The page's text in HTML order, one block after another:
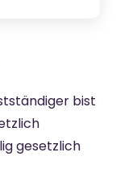
bist
gesetzlich